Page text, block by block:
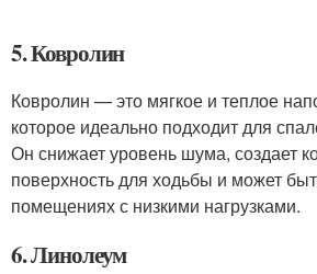
5. Ковролин
Ковролин — это мягкое и теплое
которое идеально подходит для
Он снижает уровень шума, создает
поверхность для ходьбы и может
помещениях с низкими нагрузками.
6. Линолеум